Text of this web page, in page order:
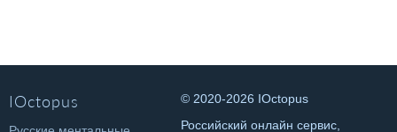
IOctopus
© 2020-2026 IOctopus
Российский онлайн сервис,